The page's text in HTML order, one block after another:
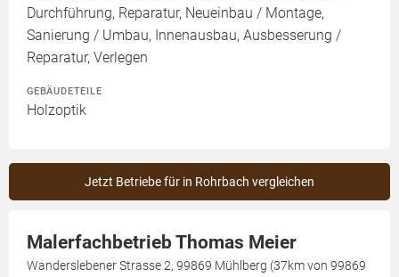
Durchführung, Reparatur, Neueinbau / Montage,
Sanierung / Umbau, Innenausbau, Ausbesserung /
Reparatur, Verlegen
GEBÄUDETEILE
Holzoptik
Jetzt Betriebe für in Rohrbach vergleichen
Malerfachbetrieb Thomas Meier
Wanderslebener Strasse 2, 99869 Mühlberg (37km von 99869